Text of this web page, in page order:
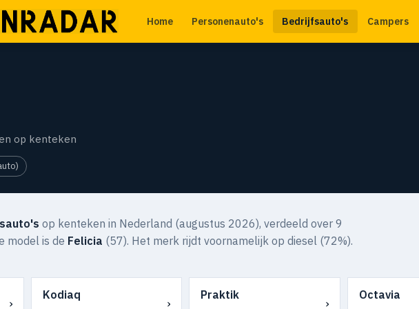
Home Personenauto's Bedrijfsauto's Campers
op kenteken
op kenteken in Nederland (augustus 2026), verdeeld over 9
model is de Felicia (57). Het merk rijdt voornamelijk op diesel (72%).
›
Kodiaq
›
Praktik
›
Octavia